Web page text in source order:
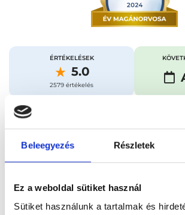
Beleegyezés Részletek
Ez a weboldal sütiket használ
Sütiket használunk a tartalmak és
ÉRTÉKELÉSEK
5.0
2579 értékelés
Időpontfoglalás Adatok
Összes szakterület